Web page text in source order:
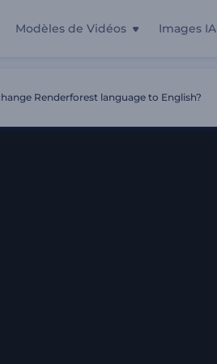
Modèles de Vidéos Images IA
Renderforest language to English?